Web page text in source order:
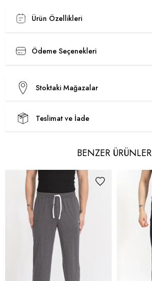
Ürün Özellikleri
Ödeme Seçenekleri
Stoktaki Mağazalar
Teslimat ve İade
BENZER ÜRÜNLER